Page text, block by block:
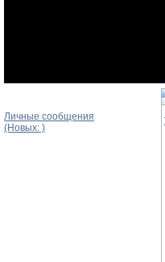
Личные сообщения
(Новых: )